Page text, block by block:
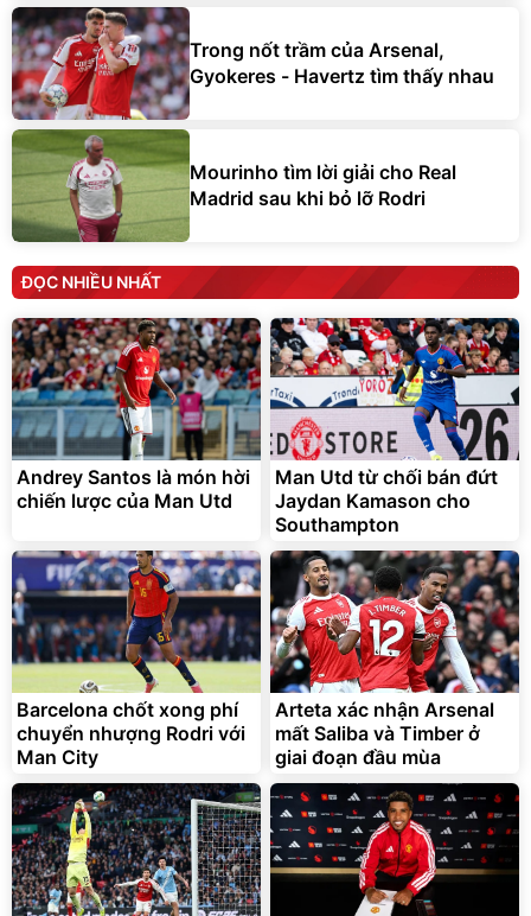
Trong nốt trầm của Arsenal,
Gyokeres - Havertz tìm thấy nhau
Mourinho tìm lời giải cho Real
Madrid sau khi bỏ lỡ Rodri
ĐỌC NHIỀU NHẤT
Andrey Santos là món hời
chiến lược của Man Utd
Man Utd từ chối bán đứt
Jaydan Kamason cho
Southampton
Barcelona chốt xong phí
chuyển nhượng Rodri với
Man City
Arteta xác nhận Arsenal
mất Saliba và Timber ở
giai đoạn đầu mùa